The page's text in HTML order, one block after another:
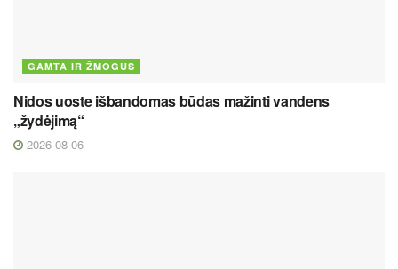
GAMTA IR ŽMOGUS
Nidos uoste išbandomas būdas mažinti vandens
„žydėjimą“
2026 08 06